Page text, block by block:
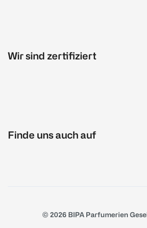
Wir sind zertifiziert
Finde uns auch auf
© 2026 BIPA Parfumerien